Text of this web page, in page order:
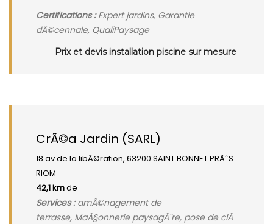
Certifications :Expert jardins, Garantie
dÃ©cennale, QualiPaysage
Prix et devis installation piscine sur mesure
CrÃ©a Jardin (SARL)
18 av de la libÃ©ration, 63200 SAINT BONNET PRÃˆS
RIOM
42,1 kmde
Services :amÃ©nagement de
terrasse, MaÃ§onnerie paysagÃ¨re, pose de clÃ